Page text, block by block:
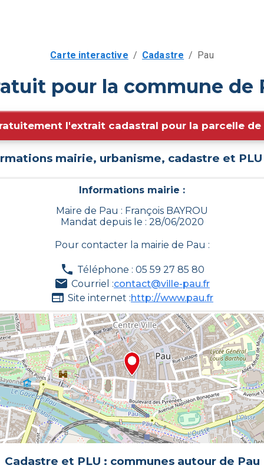
Carte interactive / Cadastre / Pau
pour la commune de
l'extrait cadastral pour la parcelle de
mairie, urbanisme, cadastre et
Informations mairie :
Maire de Pau : François BAYROU
Mandat depuis le : 28/06/2020
Pour contacter la mairie de Pau :
Téléphone : 05 59 27 85 80
Courriel :contact@ville-pau.fr
Site internet :http://www.pau.fr
Cadastre et PLU : communes autour de Pau